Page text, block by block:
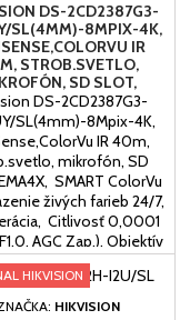
DarkfighterS,...
DS-2CD2387G3-
SL(4MM)-8MPIX-4K,
IR
STROB.SVETLO,
SD SLOT,
NEMA4X
DS-2CD2387G3-
SL(4mm)-8Mpix-4K,
IR 40m,
mikrofón, SD
SMART ColorVu
živých farieb 24/7,
Citlivosť 0,0001
AGC Zap.), Objektív
záberu: 93,3°, Audio
1/1, Zabudovaný
mikrofón, Slot na
HIKVISION
HIKVISION